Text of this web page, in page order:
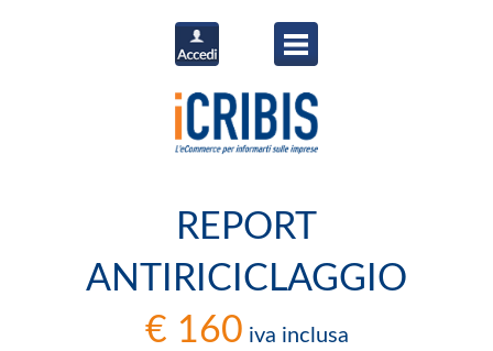
REPORT
ANTIRICICLAGGIO
€ 160 iva inclusa